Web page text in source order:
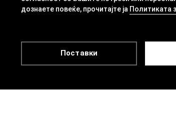
дознаете повеќе, прочитајте ја Политиката
Поставки